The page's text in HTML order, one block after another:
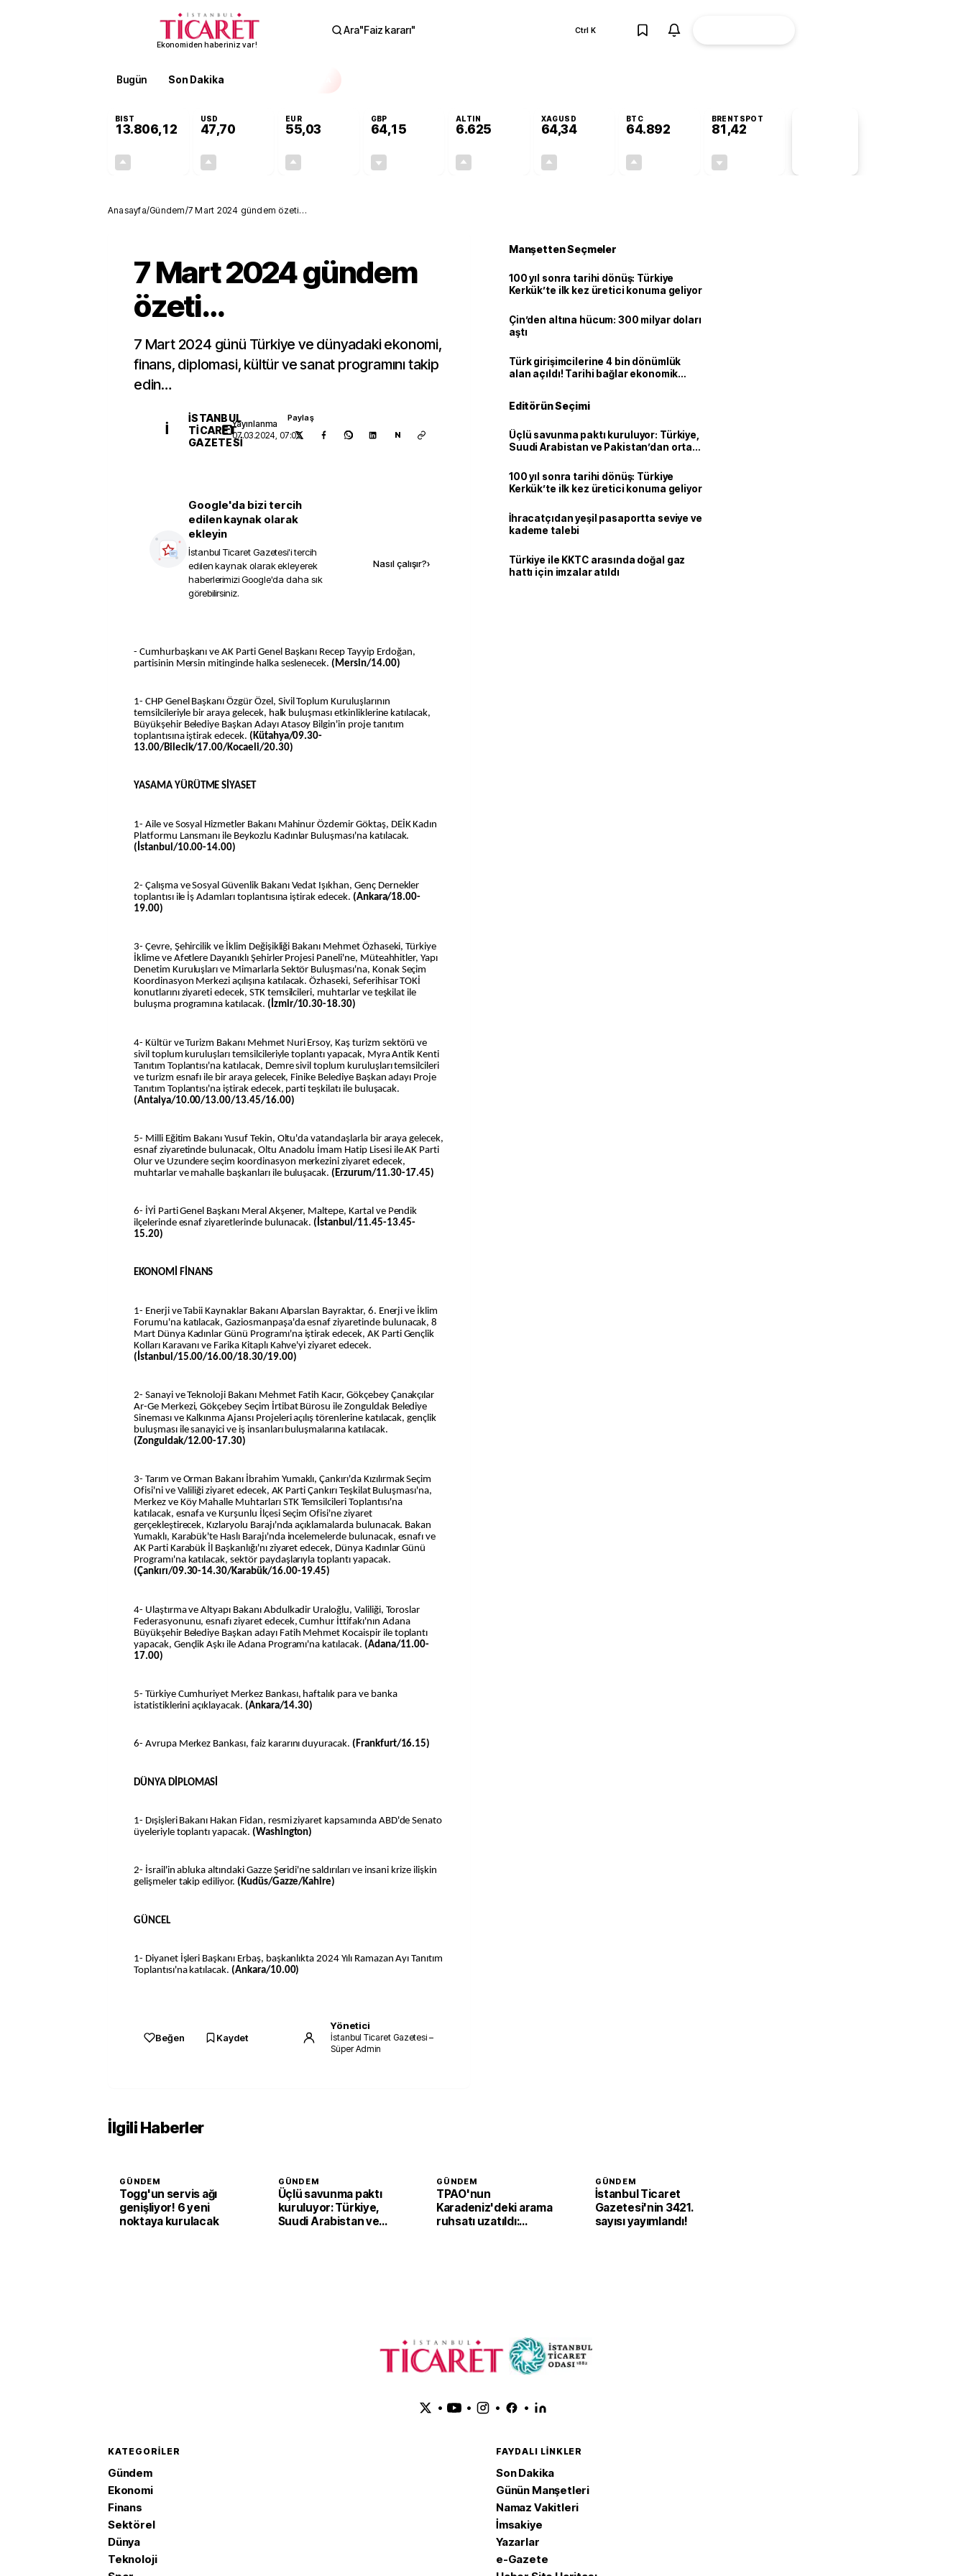
Ekonomiden haberiniz var!
Ara"Faiz kararı" Ctrl K
Bugün Son Dakika
BIST
13.806,12
USD
47,70
EUR
55,03
GBP
64,15
ALTIN
6.625
XAGUSD
64,34
BTC
64.892
BRENTSPOT
81,42
Anasayfa/Gündem/7 Mart 2024 gündem özeti…
7 Mart 2024 gündem
özeti…
7 Mart 2024 günü Türkiye ve dünyadaki ekonomi,
finans, diplomasi, kültür ve sanat programını takip
edin…
İ
İSTANBUL
TICARET
GAZETESI
Yayınlanma
07.03.2024, 07:05
Paylaş
N
Google'da bizi tercih
edilen kaynak olarak
ekleyin
İstanbul Ticaret Gazetesi'i tercih
edilen kaynak olarak ekleyerek
haberlerimizi Google'da daha sık
görebilirsiniz.
Nasıl çalışır?›
- Cumhurbaşkanı ve AK Parti Genel Başkanı Recep Tayyip Erdoğan,
partisinin Mersin mitinginde halka seslenecek. (Mersin/14.00)
1- CHP Genel Başkanı Özgür Özel, Sivil Toplum Kuruluşlarının
temsilcileriyle bir araya gelecek, halk buluşması etkinliklerine katılacak,
Büyükşehir Belediye Başkan Adayı Atasoy Bilgin'in proje tanıtım
toplantısına iştirak edecek. (Kütahya/09.30-
13.00/Bilecik/17.00/Kocaeli/20.30)
YASAMA YÜRÜTME SİYASET
1- Aile ve Sosyal Hizmetler Bakanı Mahinur Özdemir Göktaş, DEİK Kadın
Platformu Lansmanı ile Beykozlu Kadınlar Buluşması'na katılacak.
(İstanbul/10.00-14.00)
2- Çalışma ve Sosyal Güvenlik Bakanı Vedat Işıkhan, Genç Dernekler
toplantısı ile İş Adamları toplantısına iştirak edecek. (Ankara/18.00-
19.00)
3- Çevre, Şehircilik ve İklim Değişikliği Bakanı Mehmet Özhaseki, Türkiye
İklime ve Afetlere Dayanıklı Şehirler Projesi Paneli'ne, Müteahhitler, Yapı
Denetim Kuruluşları ve Mimarlarla Sektör Buluşması'na, Konak Seçim
Koordinasyon Merkezi açılışına katılacak. Özhaseki, Seferihisar TOKİ
konutlarını ziyareti edecek, STK temsilcileri, muhtarlar ve teşkilat ile
buluşma programına katılacak. (İzmir/10.30-18.30)
4- Kültür ve Turizm Bakanı Mehmet Nuri Ersoy, Kaş turizm sektörü ve
sivil toplum kuruluşları temsilcileriyle toplantı yapacak, Myra Antik Kenti
Tanıtım Toplantısı'na katılacak, Demre sivil toplum kuruluşları temsilcileri
ve turizm esnafı ile bir araya gelecek, Finike Belediye Başkan adayı Proje
Tanıtım Toplantısı'na iştirak edecek, parti teşkilatı ile buluşacak.
(Antalya/10.00/13.00/13.45/16.00)
5- Milli Eğitim Bakanı Yusuf Tekin, Oltu'da vatandaşlarla bir araya gelecek,
esnaf ziyaretinde bulunacak, Oltu Anadolu İmam Hatip Lisesi ile AK Parti
Olur ve Uzundere seçim koordinasyon merkezini ziyaret edecek,
muhtarlar ve mahalle başkanları ile buluşacak. (Erzurum/11.30-17.45)
6- İYİ Parti Genel Başkanı Meral Akşener, Maltepe, Kartal ve Pendik
ilçelerinde esnaf ziyaretlerinde bulunacak. (İstanbul/11.45-13.45-
15.20)
EKONOMİ FİNANS
1- Enerji ve Tabii Kaynaklar Bakanı Alparslan Bayraktar, 6. Enerji ve İklim
Forumu'na katılacak, Gaziosmanpaşa'da esnaf ziyaretinde bulunacak, 8
Mart Dünya Kadınlar Günü Programı'na iştirak edecek, AK Parti Gençlik
Kolları Karavanı ve Farika Kitaplı Kahve'yi ziyaret edecek.
(İstanbul/15.00/16.00/18.30/19.00)
2- Sanayi ve Teknoloji Bakanı Mehmet Fatih Kacır, Gökçebey Çanakçılar
Ar-Ge Merkezi, Gökçebey Seçim İrtibat Bürosu ile Zonguldak Belediye
Sineması ve Kalkınma Ajansı Projeleri açılış törenlerine katılacak, gençlik
buluşması ile sanayici ve iş insanları buluşmalarına katılacak.
(Zonguldak/12.00-17.30)
3- Tarım ve Orman Bakanı İbrahim Yumaklı, Çankırı'da Kızılırmak Seçim
Ofisi'ni ve Valiliği ziyaret edecek, AK Parti Çankırı Teşkilat Buluşması'na,
Merkez ve Köy Mahalle Muhtarları STK Temsilcileri Toplantısı'na
katılacak, esnafa ve Kurşunlu İlçesi Seçim Ofisi'ne ziyaret
gerçekleştirecek, Kızlaryolu Barajı'nda açıklamalarda bulunacak. Bakan
Yumaklı, Karabük'te Haslı Barajı'nda incelemelerde bulunacak, esnafı ve
AK Parti Karabük İl Başkanlığı'nı ziyaret edecek, Dünya Kadınlar Günü
Programı'na katılacak, sektör paydaşlarıyla toplantı yapacak.
(Çankırı/09.30-14.30/Karabük/16.00-19.45)
4- Ulaştırma ve Altyapı Bakanı Abdulkadir Uraloğlu, Valiliği, Toroslar
Federasyonunu, esnafı ziyaret edecek, Cumhur İttifakı'nın Adana
Büyükşehir Belediye Başkan adayı Fatih Mehmet Kocaispir ile toplantı
yapacak, Gençlik Aşkı ile Adana Programı'na katılacak. (Adana/11.00-
17.00)
5- Türkiye Cumhuriyet Merkez Bankası, haftalık para ve banka
istatistiklerini açıklayacak. (Ankara/14.30)
6- Avrupa Merkez Bankası, faiz kararını duyuracak. (Frankfurt/16.15)
DÜNYA DİPLOMASİ
1- Dışişleri Bakanı Hakan Fidan, resmi ziyaret kapsamında ABD'de Senato
üyeleriyle toplantı yapacak. (Washington)
2- İsrail'in abluka altındaki Gazze Şeridi'ne saldırıları ve insani krize ilişkin
gelişmeler takip ediliyor. (Kudüs/Gazze/Kahire)
GÜNCEL
1- Diyanet İşleri Başkanı Erbaş, başkanlıkta 2024 Yılı Ramazan Ayı Tanıtım
Toplantısı'na katılacak. (Ankara/10.00)
Beğen Kaydet
Yönetici
İstanbul Ticaret Gazetesi –
Süper Admin
Manşetten Seçmeler
100 yıl sonra tarihi dönüş: Türkiye
Kerkük’te ilk kez üretici konuma geliyor
Çin’den altına hücum: 300 milyar doları
aştı
Türk girişimcilerine 4 bin dönümlük
alan açıldı! Tarihi bağlar ekonomik
Editörün Seçimi
Üçlü savunma paktı kuruluyor: Türkiye,
Suudi Arabistan ve Pakistan’dan ortak
100 yıl sonra tarihi dönüş: Türkiye
Kerkük’te ilk kez üretici konuma geliyor
İhracatçıdan yeşil pasaportta seviye ve
kademe talebi
Türkiye ile KKTC arasında doğal gaz
hattı için imzalar atıldı
İlgili Haberler
GÜNDEM
Togg'un servis ağı
genişliyor! 6 yeni
noktaya kurulacak
GÜNDEM
Üçlü savunma paktı
kuruluyor: Türkiye,
Suudi Arabistan ve
GÜNDEM
TPAO'nun
Karadeniz'deki arama
ruhsatı uzatıldı:
GÜNDEM
İstanbul Ticaret
Gazetesi'nin 3421.
sayısı yayımlandı!
• • • •
KATEGORILER
Gündem
Ekonomi
Finans
Sektörel
Dünya
Teknoloji
FAYDALI LINKLER
Son Dakika
Günün Manşetleri
Namaz Vakitleri
İmsakiye
Yazarlar
e-Gazete